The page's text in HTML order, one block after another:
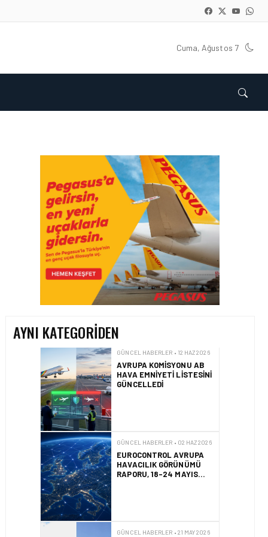
Cuma, Ağustos 7
AYNI KATEGORIDEN
GÜNCEL HABERLER • 22 TEM 2026
OKYANUSU KÜREK
ÇEKEREK AŞACAK İLK
TÜRK TAKIMINA GURUR
DOLU DESTEK!
GÜNCEL HABERLER • 12 HAZ 2026
AVRUPA KOMISYONU AB
HAVA EMNIYETI LISTESINI
GÜNCELLEDI
GÜNCEL HABERLER • 02 HAZ 2026
EUROCONTROL AVRUPA
HAVACILIK GÖRÜNÜMÜ
RAPORU, 18-24 MAYIS
GÜNCEL HABERLER • 21 MAY 2026
AF447 FACIASINDA 17
YILLIK HUKUK
MÜCADELESI
HAVACILIK • 10 MAR 2026